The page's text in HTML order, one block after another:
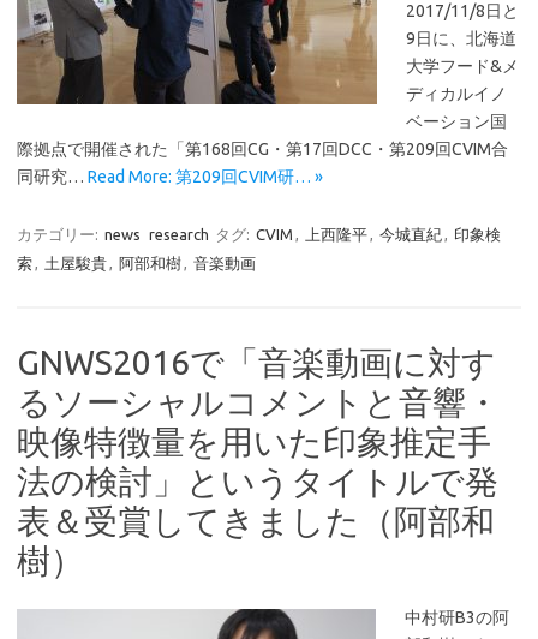
2017/11/8日と
9日に、北海道
大学フード&メ
ディカルイノ
ベーション国
際拠点で開催された「第168回CG・第17回DCC・第209回CVIM合
同研究… Read More: 第209回CVIM研… »
カテゴリー: news research タグ: CVIM , 上西隆平, 今城直紀, 印象検
索, 土屋駿貴, 阿部和樹, 音楽動画
GNWS2016で「音楽動画に対す
るソーシャルコメントと音響・
映像特徴量を用いた印象推定手
法の検討」というタイトルで発
表＆受賞してきました（阿部和
樹）
中村研B3の阿